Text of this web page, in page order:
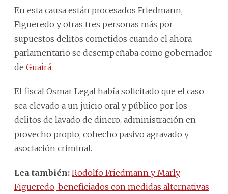
En esta causa están procesados Friedmann,
Figueredo y otras tres personas más por
supuestos delitos cometidos cuando el ahora
parlamentario se desempeñaba como gobernador
de Guairá.
El fiscal Osmar Legal había solicitado que el caso
sea elevado a un juicio oral y público por los
delitos de lavado de dinero, administración en
provecho propio, cohecho pasivo agravado y
asociación criminal.
Lea también: Rodolfo Friedmann y Marly
Figueredo, beneficiados con medidas alternativas